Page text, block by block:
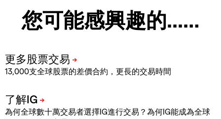
您可能感興趣的...…
13,000支全球股票的差價合約，更長的交易時間
為何全球數十萬交易者選擇IG進行交易？為何IG能成為全球